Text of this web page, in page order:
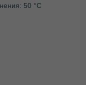
50 °C